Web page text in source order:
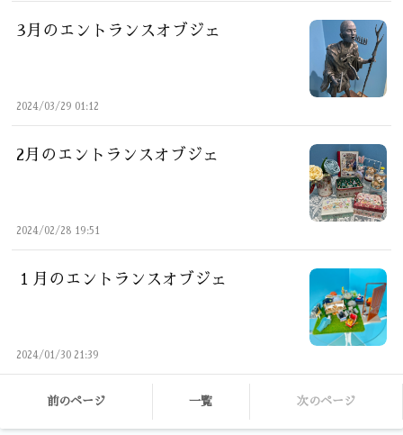
3月のエントランスオブジェ
2024/03/29 01:12
2月のエントランスオブジェ
2024/02/28 19:51
１月のエントランスオブジェ
2024/01/30 21:39
前のページ 一覧 次のページ